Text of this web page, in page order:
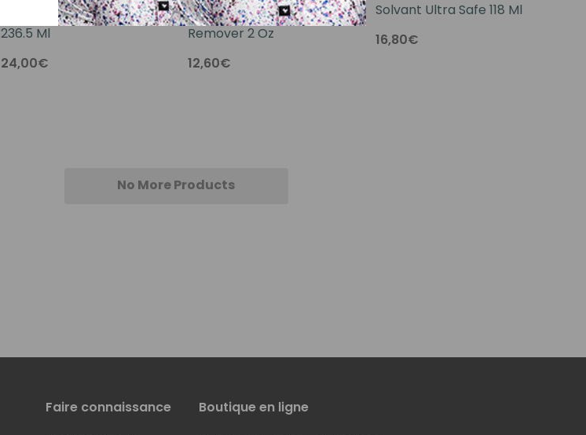
Solvant Ghost Buster
236.5 Ml
24,00€
Ultra Safe Adhesive
Remover 2 Oz
12,60€
Solvant Ultra Safe 118 Ml
16,80€
No More Products
Faire connaissance Boutique en ligne